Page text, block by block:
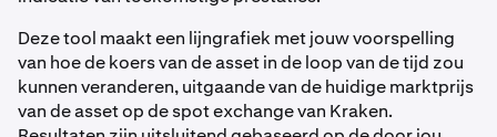
Deze tool maakt een lijngrafiek met jouw voorspelling
van hoe de koers van de asset in de loop van de tijd zou
kunnen veranderen, uitgaande van de huidige marktprijs
van de asset op de spot exchange van Kraken.